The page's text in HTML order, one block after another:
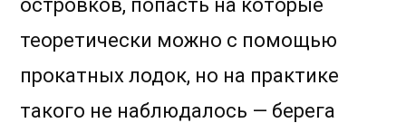
островков, попасть на которые
теоретически можно с помощью
прокатных лодок, но на практике
такого не наблюдалось — берега